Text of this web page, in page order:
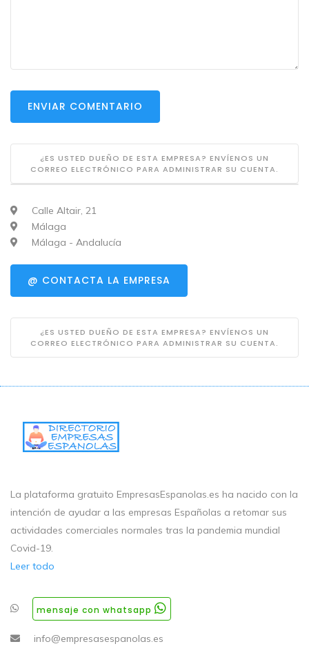
ENVIAR COMENTARIO
¿ES USTED DUEÑO DE ESTA EMPRESA? ENVÍENOS UN
CORREO ELECTRÓNICO PARA ADMINISTRAR SU CUENTA.
Calle Altair, 21
Málaga
Málaga - Andalucía
@ CONTACTA LA EMPRESA
¿ES USTED DUEÑO DE ESTA EMPRESA? ENVÍENOS UN
CORREO ELECTRÓNICO PARA ADMINISTRAR SU CUENTA.
La plataforma gratuito EmpresasEspanolas.es ha nacido con la
intención de ayudar a las empresas Españolas a retomar sus
actividades comerciales normales tras la pandemia mundial
Covid-19.
Leer todo
mensaje con whatsapp
info@empresasespanolas.es